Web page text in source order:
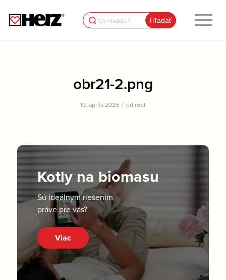
Search
for:
obr21-2.png
10. apríla 2025 / od root
Kotly na biomasu
Sú ideálnym riešením
práve pre vás?
Viac